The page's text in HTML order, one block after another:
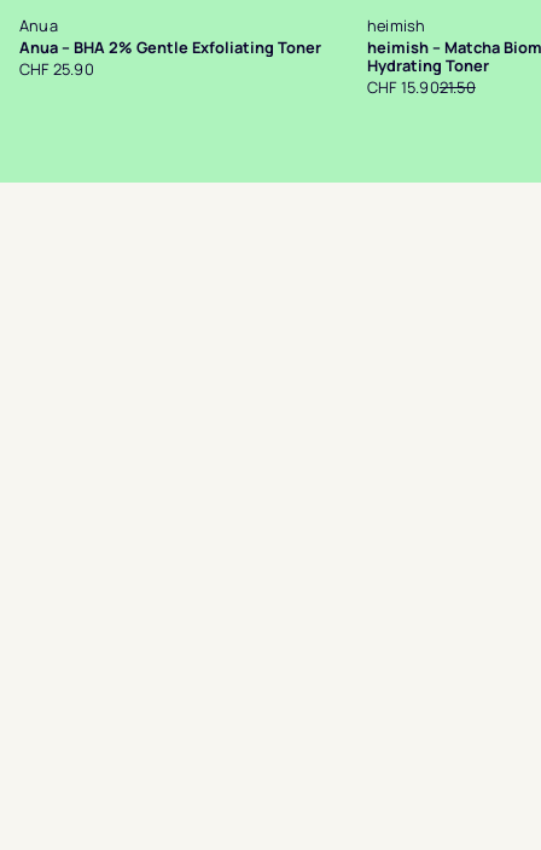
Anua
Anua – BHA 2% Gentle Exfoliating Toner
CHF 25.90
heimish
heimish – Matcha
Hydrating Toner
CHF 15.9021.50